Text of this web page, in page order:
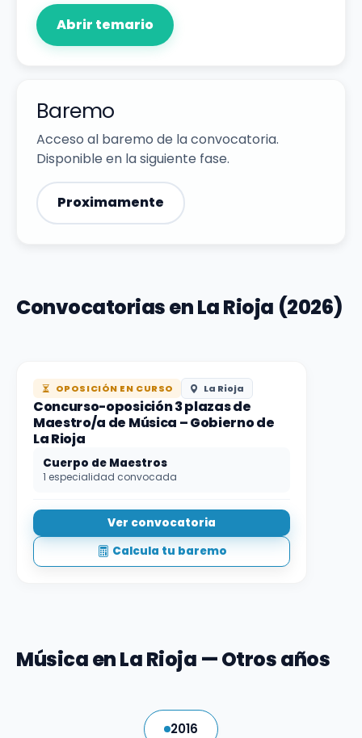
Abrir temario
Baremo
Acceso al baremo de la convocatoria.
Disponible en la siguiente fase.
Proximamente
Convocatorias en La Rioja (2026)
OPOSICIÓN EN CURSO La Rioja
Concurso-oposición 3 plazas de
Maestro/a de Música – Gobierno de
La Rioja
Cuerpo de Maestros
1 especialidad convocada
Ver convocatoria
Calcula tu baremo
Música en La Rioja — Otros años
2016